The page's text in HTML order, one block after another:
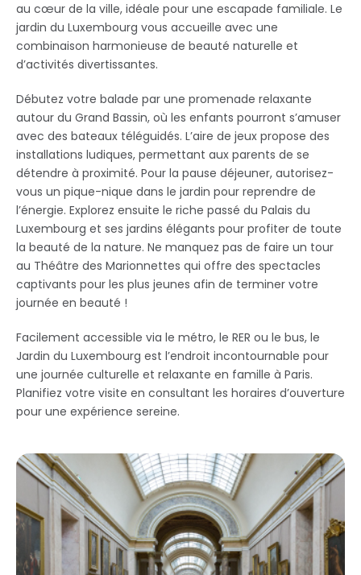
au cœur de la ville, idéale pour une escapade familiale. Le
jardin du Luxembourg vous accueille avec une
combinaison harmonieuse de beauté naturelle et
d’activités divertissantes.
Débutez votre balade par une promenade relaxante
autour du Grand Bassin, où les enfants pourront s’amuser
avec des bateaux téléguidés. L’aire de jeux propose des
installations ludiques, permettant aux parents de se
détendre à proximité. Pour la pause déjeuner, autorisez-
vous un pique-nique dans le jardin pour reprendre de
l’énergie. Explorez ensuite le riche passé du Palais du
Luxembourg et ses jardins élégants pour profiter de toute
la beauté de la nature. Ne manquez pas de faire un tour
au Théâtre des Marionnettes qui offre des spectacles
captivants pour les plus jeunes afin de terminer votre
journée en beauté !
Facilement accessible via le métro, le RER ou le bus, le
Jardin du Luxembourg est l’endroit incontournable pour
une journée culturelle et relaxante en famille à Paris.
Planifiez votre visite en consultant les horaires d’ouverture
pour une expérience sereine.